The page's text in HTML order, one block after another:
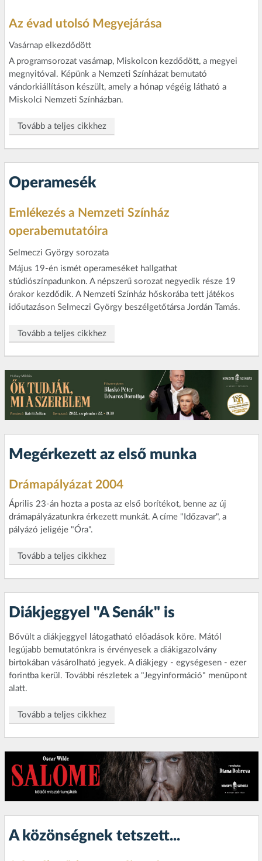
Az évad utolsó Megyejárása
Vasárnap elkezdődött
A programsorozat vasárnap, Miskolcon kezdődött, a megyei
megnyitóval. Képünk a Nemzeti Színházat bemutató
vándorkiállításon készült, amely a hónap végéig látható a
Miskolci Nemzeti Színházban.
Tovább a teljes cikkhez
Operamesék
Emlékezés a Nemzeti Színház
operabemutatóira
Selmeczi György sorozata
Május 19-én ismét operameséket hallgathat
stúdiószínpadunkon. A népszerű sorozat negyedik része 19
órakor kezdődik. A Nemzeti Színház hőskorába tett játékos
időutazáson Selmeczi György beszélgetőtársa Jordán Tamás.
Tovább a teljes cikkhez
Megérkezett az első munka
Drámapályázat 2004
Április 23-án hozta a posta az első borítékot, benne az új
drámapályázatunkra érkezett munkát. A címe "Időzavar", a
pályázó jeligéje "Óra".
Tovább a teljes cikkhez
Diákjeggyel "A Senák" is
Bővült a diákjeggyel látogatható előadások köre. Mától
legújabb bemutatónkra is érvényesek a diákigazolvány
birtokában vásárolható jegyek. A diákjegy - egységesen - ezer
forintba kerül.További részletek a "Jegyinformáció" menüpont
alatt.
Tovább a teljes cikkhez
A közönségnek tetszett...